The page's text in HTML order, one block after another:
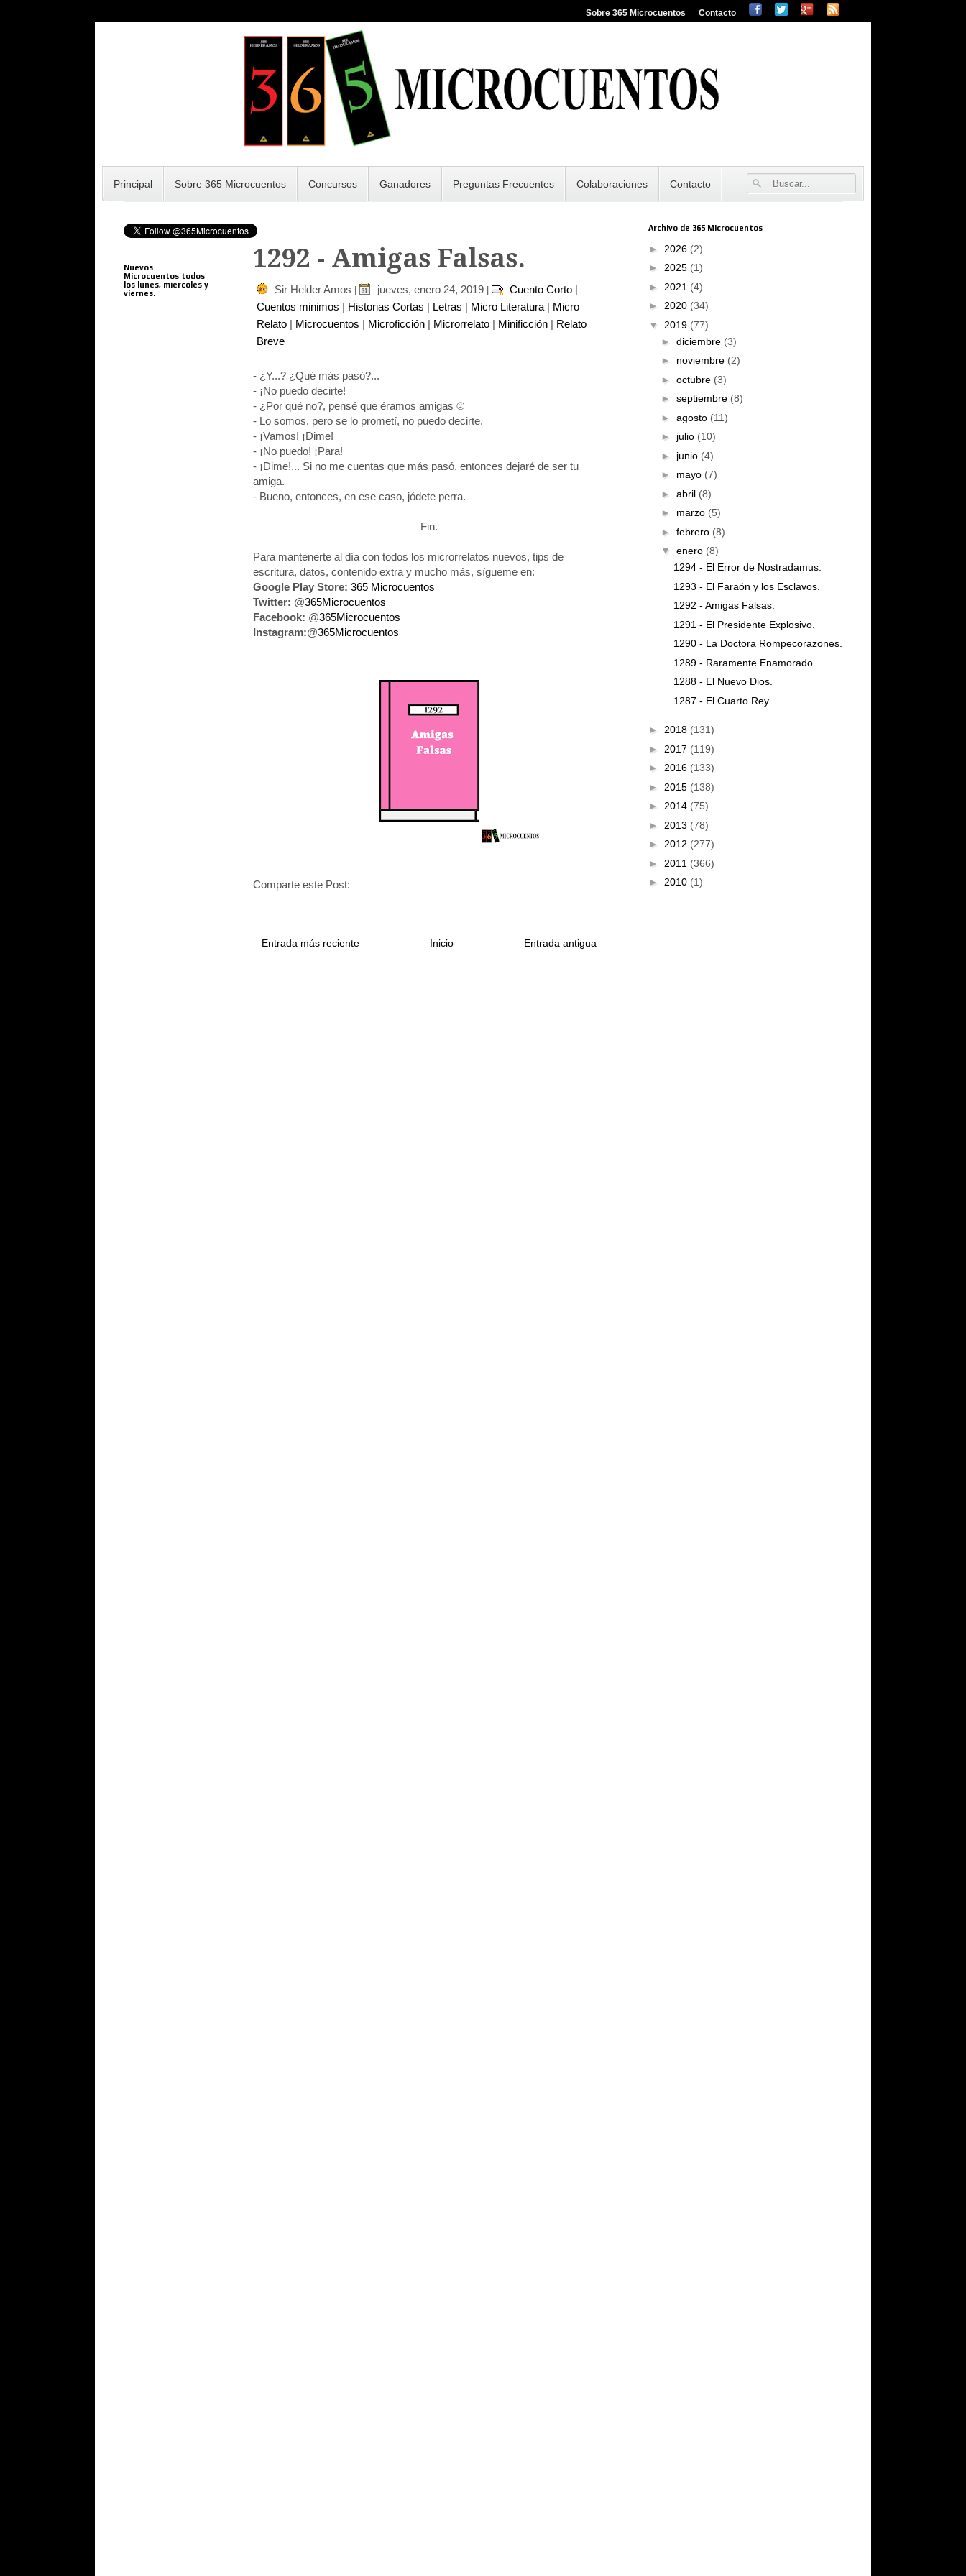
Sobre 365 Microcuentos Contacto
Principal Sobre 365 Microcuentos Concursos Ganadores Preguntas Frecuentes Colaboraciones Contacto
1292 - Amigas Falsas.
Sir Helder Amos jueves, enero 24, 2019 Cuento Corto |
Cuentos minimos | Historias Cortas | Letras | Micro Literatura | Micro
Relato | Microcuentos | Microficción | Microrrelato | Minificción | Relato
Breve
- ¿Y...? ¿Qué más pasó?...
- ¡No puedo decirte!
- ¿Por qué no?, pensé que éramos amigas ☹️
- Lo somos, pero se lo prometí, no puedo decirte.
- ¡Vamos! ¡Dime!
- ¡No puedo! ¡Para!
- ¡Dime!... Si no me cuentas que más pasó, entonces dejaré de ser tu
amiga.
- Bueno, entonces, en ese caso, jódete perra.
Fin.
Para mantenerte al día con todos los microrrelatos nuevos, tips de
escritura, datos, contenido extra y mucho más, sígueme en:
Google Play Store: 365 Microcuentos
Twitter: @365Microcuentos
Facebook: @365Microcuentos
Instagram:@365Microcuentos
Comparte este Post:
Entrada más reciente Entrada antigua
Inicio
Nuevos
Microcuentos todos
los lunes, miercoles y
viernes.
Archivo de 365 Microcuentos
► 2026 (2)
► 2025 (1)
► 2021 (4)
► 2020 (34)
▼ 2019 (77)
► diciembre (3)
► noviembre (2)
► octubre (3)
► septiembre (8)
► agosto (11)
► julio (10)
► junio (4)
► mayo (7)
► abril (8)
► marzo (5)
► febrero (8)
▼ enero (8)
1294 - El Error de Nostradamus.
1293 - El Faraón y los Esclavos.
1292 - Amigas Falsas.
1291 - El Presidente Explosivo.
1290 - La Doctora Rompecorazones.
1289 - Raramente Enamorado.
1288 - El Nuevo Dios.
1287 - El Cuarto Rey.
► 2018 (131)
► 2017 (119)
► 2016 (133)
► 2015 (138)
► 2014 (75)
► 2013 (78)
► 2012 (277)
► 2011 (366)
► 2010 (1)